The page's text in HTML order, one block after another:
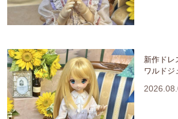
新作ドレ
ワルドジ